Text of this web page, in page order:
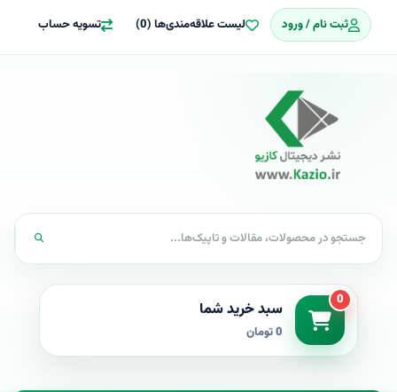
ثبت نام / ورود لیست علاقه‌مندی‌ها (0) تسویه حساب
0 سبد خرید شما
0 تومان